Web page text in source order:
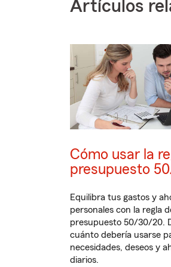
Artículos
Cómo usar la
presupuesto
Equilibra tus gastos y
personales con la regla
presupuesto 50/30/20.
cuánto debería usarse
necesidades, deseos y
diarios.